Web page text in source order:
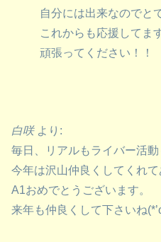
自分には出来なのでと
これからも応援してま
頑張ってください！！
白咲 より:
毎日、リアルもライバー活動
今年は沢山仲良くしてくれて
A1おめでとうございます。
来年も仲良くして下さいね